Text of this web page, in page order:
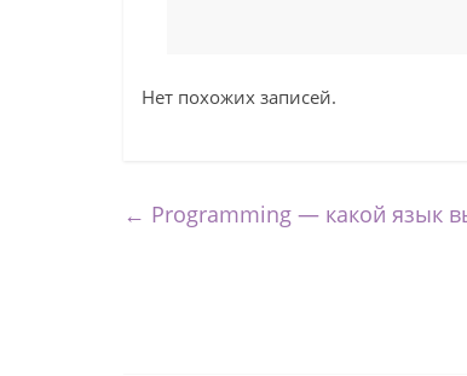
Нет похожих записей.
← Programming — какой язык